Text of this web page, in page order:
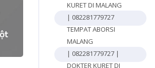
KURET DI MALANG
| 082281779727
TEMPAT ABORSI
MALANG
| 082281779727 |
DOKTER KURET DI